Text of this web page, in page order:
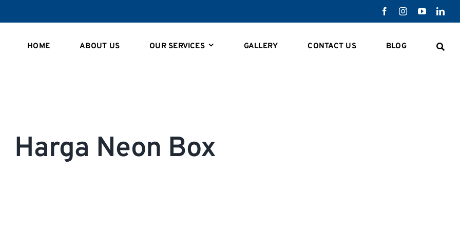
HOME ABOUT US OUR SERVICES GALLERY CONTACT US BLOG
Harga Neon Box